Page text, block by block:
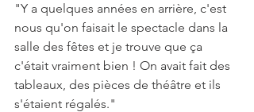
"Y a quelques années en arrière, c'est
nous qu'on faisait le spectacle dans la
salle des fêtes et je trouve que ça
c'était vraiment bien ! On avait fait des
tableaux, des pièces de théâtre et ils
s'étaient régalés."